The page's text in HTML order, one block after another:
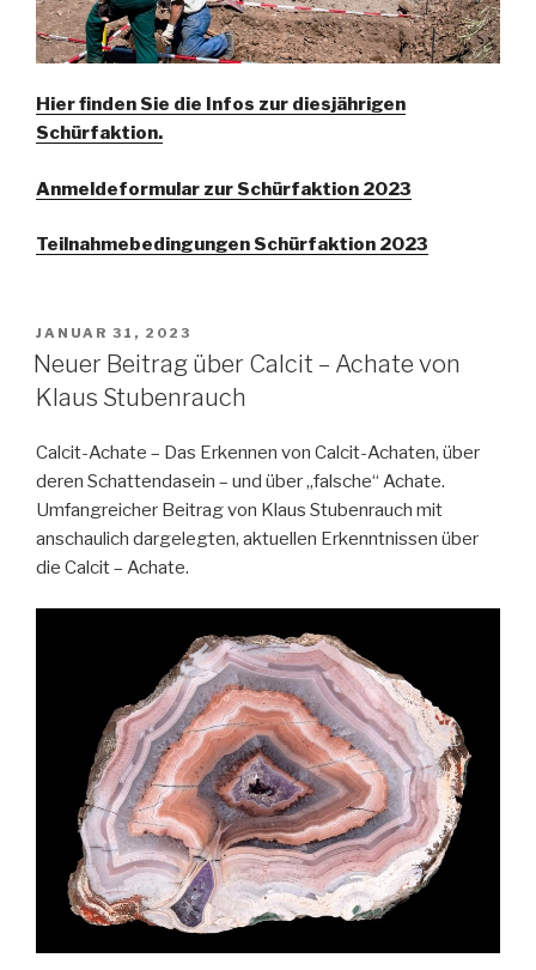
Hier finden Sie die Infos zur diesjährigen
Schürfaktion.
Anmeldeformular zur Schürfaktion 2023
Teilnahmebedingungen Schürfaktion 2023
VERÖFFENTLICHT
AM
JANUAR 31, 2023
Neuer Beitrag über Calcit – Achate von
Klaus Stubenrauch
Calcit-Achate – Das Erkennen von Calcit-Achaten, über
deren Schattendasein – und über „falsche“ Achate.
Umfangreicher Beitrag von Klaus Stubenrauch mit
anschaulich dargelegten, aktuellen Erkenntnissen über
die Calcit – Achate.